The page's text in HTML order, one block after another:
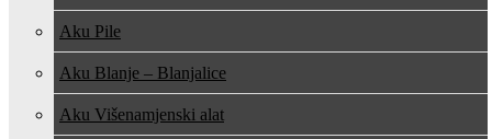
Aku Pile
Aku Blanje – Blanjalice
Aku Višenamjenski alat